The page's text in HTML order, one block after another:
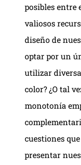
posibles entre
valiosos
diseño de
optar por un
utilizar
color? ¿O tal
monotonía
cuestiones
presentar